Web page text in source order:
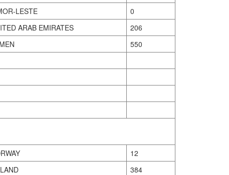
LESTE
0
ARAB EMIRATES
206
550
12
384